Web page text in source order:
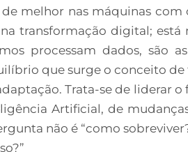
melhor nas máquinas com
transformação digital; está
processam dados, são
que surge o conceito
Trata-se de liderar o
Artificial, de
não é “como